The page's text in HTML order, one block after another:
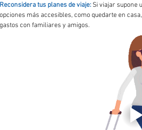
Reconsidera tus planes de viaje: Si viajar supone
opciones más accesibles, como quedarte en
gastos con familiares y amigos.